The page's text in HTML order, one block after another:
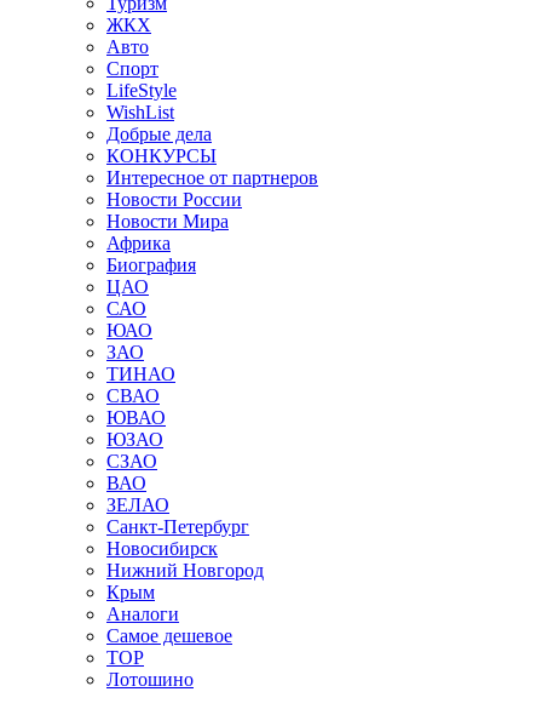
ЖКХ
Авто
Спорт
LifeStyle
WishList
Добрые дела
КОНКУРСЫ
Интересное от партнеров
Новости России
Новости Мира
Африка
Биография
ЦАО
САО
ЮАО
ЗАО
ТИНАО
СВАО
ЮВАО
ЮЗАО
СЗАО
ВАО
ЗЕЛАО
Санкт-Петербург
Новосибирск
Нижний Новгород
Крым
Аналоги
Самое дешевое
TOP
Лотошино